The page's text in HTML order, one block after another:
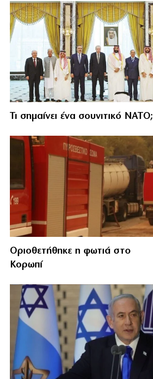
Τι σημαίνει ένα σουνιτικό ΝΑΤΟ;
Οριοθετήθηκε η φωτιά στο
Κορωπί